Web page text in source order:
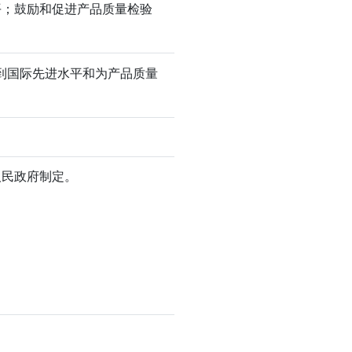
鼓励和促进产品质量检验
际先进水平和为产品质量
政府制定。